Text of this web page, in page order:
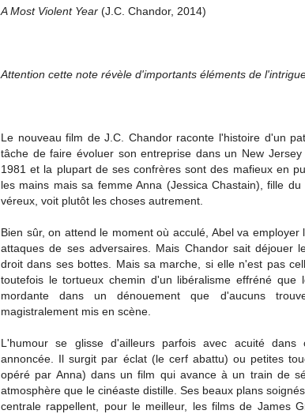
A Most Violent Year (J.C. Chandor, 2014)
Attention cette note révèle d'importants éléments de
Le nouveau film de J.C. Chandor raconte l'histoire d'un
tâche de faire évoluer son entreprise dans un New
1981 et la plupart de ses confrères sont des mafieux en
les mains mais sa femme Anna (Jessica Chastain), fille
véreux, voit plutôt les choses autrement.
Bien sûr, on attend le moment où acculé, Abel va
attaques de ses adversaires. Mais Chandor sait déjouer
droit dans ses bottes. Mais sa marche, si elle n'est pas
toutefois le tortueux chemin d'un libéralisme effréné que
mordante dans un dénouement que d'aucuns
magistralement mis en scène.
L'humour se glisse d'ailleurs parfois avec acuité dans
annoncée. Il surgit par éclat (le cerf abattu) ou petites
opéré par Anna) dans un film qui avance à un train de
atmosphère que le cinéaste distille. Ses beaux plans
centrale rappellent, pour le meilleur, les films de James